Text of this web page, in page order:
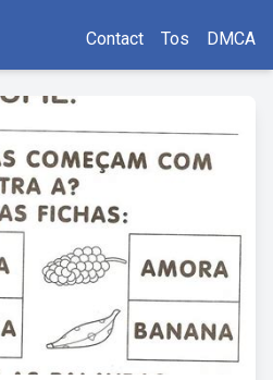
Contact Tos DMCA